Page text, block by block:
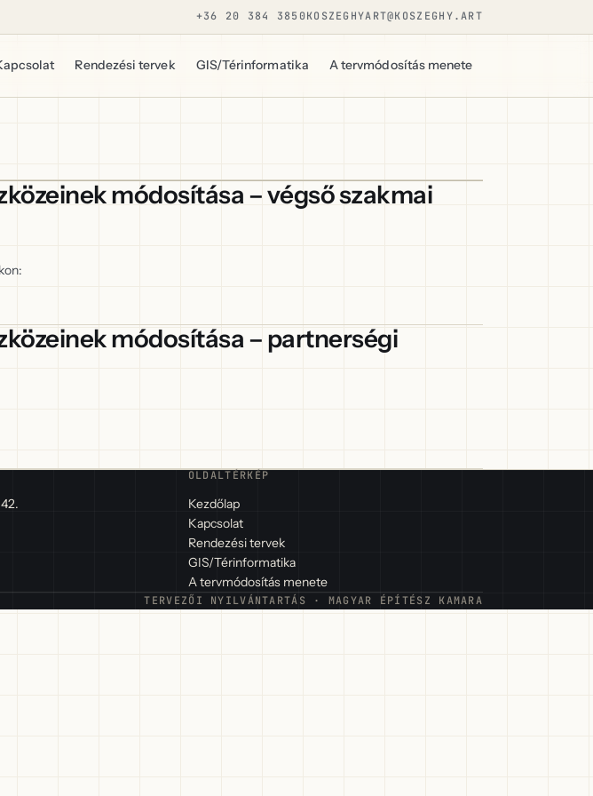
+36 20 384 3850KOSZEGHYART@KOSZEGHY.ART
Rendezési tervek GIS/Térinformatika A tervmódosítás menete
módosítása – végső szakmai
módosítása – partnerségi
OLDALTÉRKÉP
Kezdőlap
Kapcsolat
Rendezési tervek
GIS/Térinformatika
A tervmódosítás menete
TERVEZŐI NYILVÁNTARTÁS · MAGYAR ÉPÍTÉSZ KAMARA